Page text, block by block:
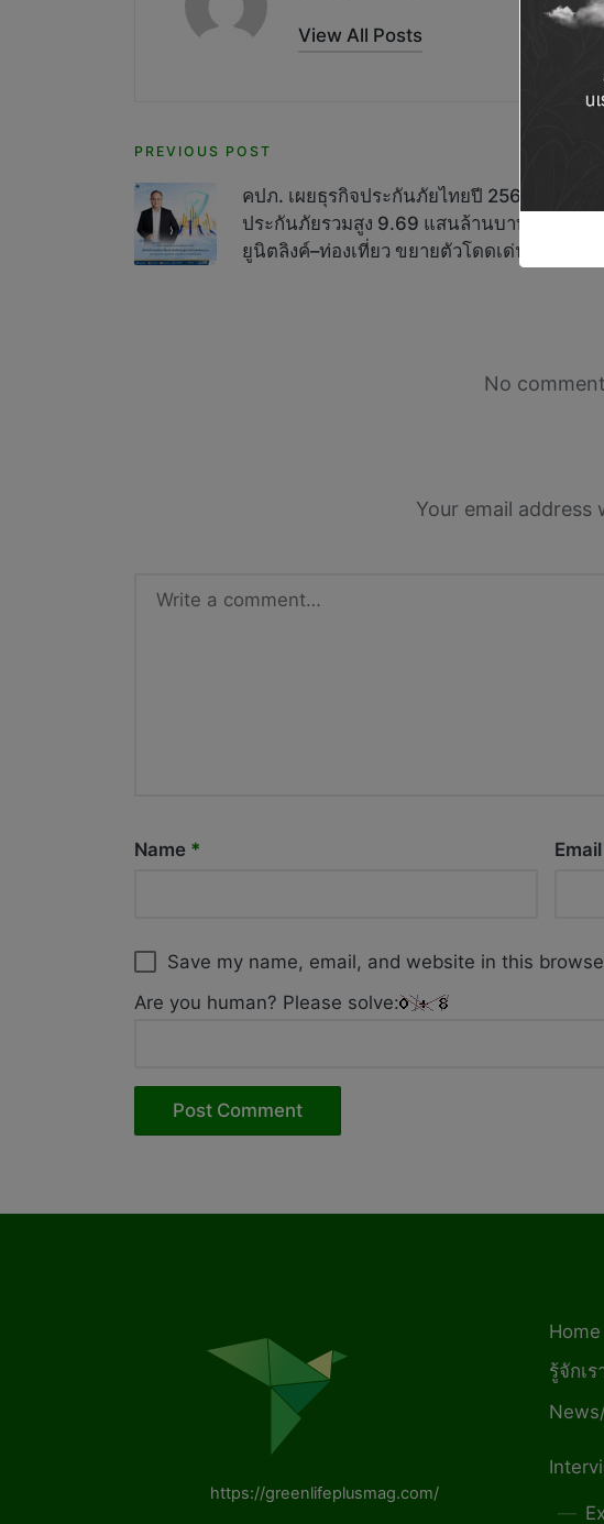
View All Posts
Post
navigation
PREVIOUS POST
คปภ. เผยธุรกิจประกันภัยไทยปี 2568 ยังเติบโ
ประกันภัยรวมสูง 9.69 แสนล้านบาท ขณะที่ปร
ยูนิตลิงค์–ท่องเที่ยว ขยายตัวโดดเด่น
No
Your email address
Name * Email
Save my name, email, and website in this
Are you human? Please solve:
https://greenlifeplusmag.com/
Home
รู้จักเร